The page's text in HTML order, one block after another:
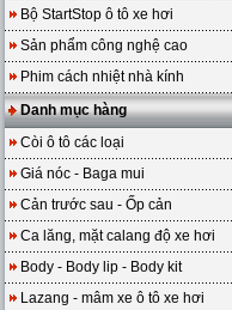
Bộ StartStop ô tô xe hơi
Sản phẩm công nghệ cao
Phim cách nhiệt nhà kính
Danh mục hàng
Còi ô tô các loại
Giá nóc - Baga mui
Cản trước sau - Ốp cản
Ca lăng, mặt calang độ xe hơi
Body - Body lip - Body kit
Lazang - mâm xe ô tô xe hơi